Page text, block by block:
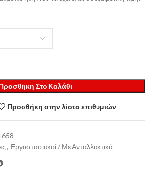
Προσθήκη Στο Καλάθι
Προσθήκη στην λίστα επιθυμιών
, Εργοστασιακοί / Με Ανταλλακτικά